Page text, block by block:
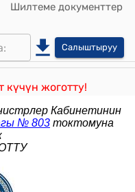
Шилтеме документтер
Салыштыруу
күчүн жоготту!